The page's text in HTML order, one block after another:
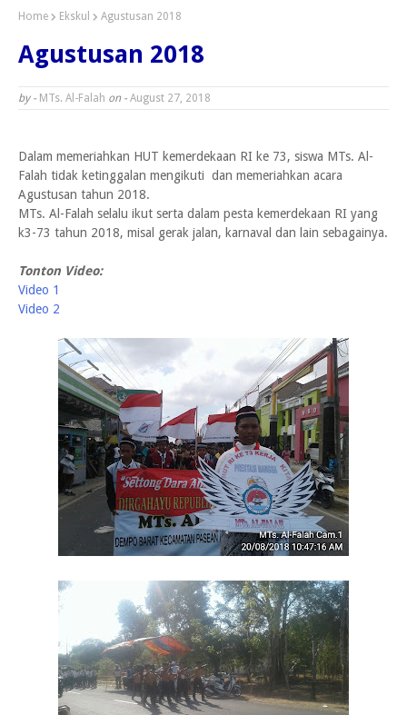
Home Ekskul Agustusan 2018
Agustusan 2018
by - MTs. Al-Falah on - August 27, 2018
Dalam memeriahkan HUT kemerdekaan RI ke 73, siswa MTs. Al-
Falah tidak ketinggalan mengikuti dan memeriahkan acara
Agustusan tahun 2018.
MTs. Al-Falah selalu ikut serta dalam pesta kemerdekaan RI yang
k3-73 tahun 2018, misal gerak jalan, karnaval dan lain sebagainya.
Tonton Video:
Video 1
Video 2